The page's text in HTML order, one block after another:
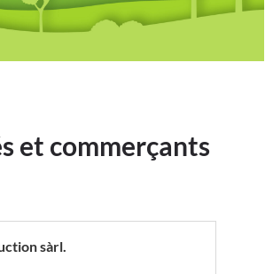
et commerçants
sàrl.